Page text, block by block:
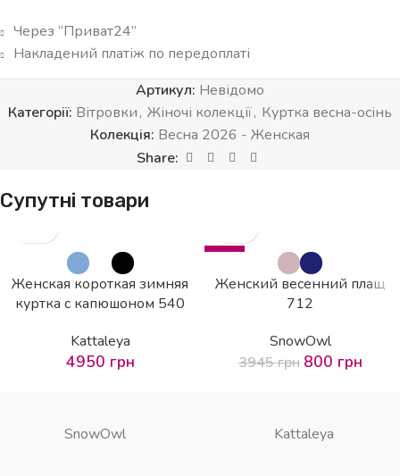
Через “Приват24”
Накладений платіж по передоплаті
Артикул: Невідомо
Категорії: Вітровки, Жіночі колекції, Куртка весна-осінь
Колекція: Весна 2026 - Женская
Share:
Супутні товари
Женская короткая зимняя
куртка с капюшоном 540
Kattaleya
4950 грн
-80%
Женский весенний плащ
712
SnowOwl
3945грн 800 грн
SnowOwl Kattaleya